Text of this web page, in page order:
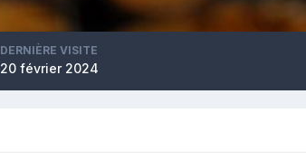
DERNIÈRE VISITE
20 février 2024